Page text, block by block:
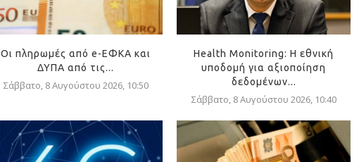
Οι πληρωμές από e-ΕΦΚΑ και
ΔΥΠΑ από τις...
Σάββατο, 8 Αυγούστου 2026, 10:50
Health Monitoring: Η εθνική
υποδομή για αξιοποίηση
δεδομένων...
Σάββατο, 8 Αυγούστου 2026, 10:40